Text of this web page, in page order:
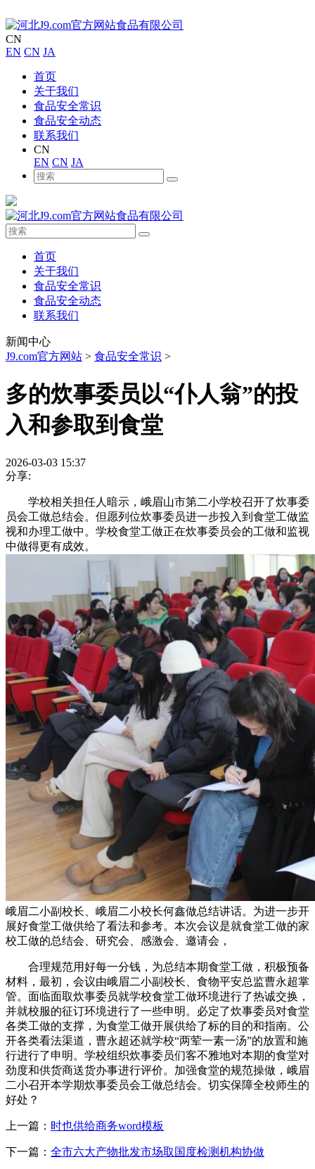
CN
EN CN JA
首页
关于我们
食品安全常识
食品安全动态
联系我们
CN
EN CN JA
首页
关于我们
食品安全常识
食品安全动态
联系我们
新闻中心
J9.com官方网站 > 食品安全常识 >
多的炊事委员以“仆人翁”的投
入和参取到食堂
2026-03-03 15:37
分享:
学校相关担任人暗示，峨眉山市第二小学校召开了炊事委
员会工做总结会。但愿列位炊事委员进一步投入到食堂工做监
视和办理工做中。学校食堂工做正在炊事委员会的工做和监视
中做得更有成效。
峨眉二小副校长、峨眉二小校长何鑫做总结讲话。为进一步开
展好食堂工做供给了看法和参考。本次会议是就食堂工做的家
校工做的总结会、研究会、感激会、邀请会，
合理规范用好每一分钱，为总结本期食堂工做，积极预备
材料，最初，会议由峨眉二小副校长、食物平安总监曹永超掌
管。面临面取炊事委员就学校食堂工做环境进行了热诚交换，
并就校服的征订环境进行了一些申明。必定了炊事委员对食堂
各类工做的支撑，为食堂工做开展供给了标的目的和指南。公
开各类看法渠道，曹永超还就学校“两荤一素一汤”的放置和施
行进行了申明。学校组织炊事委员们客不雅地对本期的食堂对
劲度和供货商送货办事进行评价。加强食堂的规范操做，峨眉
二小召开本学期炊事委员会工做总结会。切实保障全校师生的
好处？
上一篇： 时也供给商务word模板
下一篇： 全市六大产物批发市场取国度检测机构协做